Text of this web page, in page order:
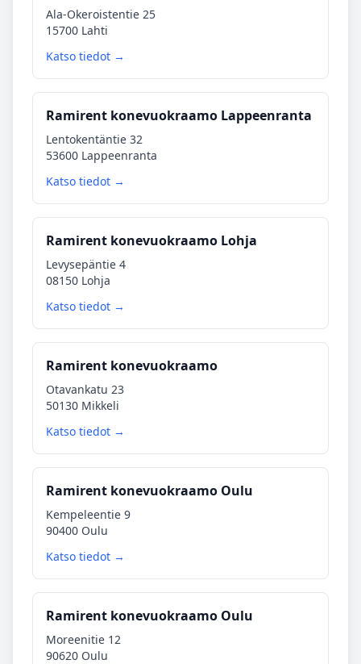
Ala-Okeroistentie 25
15700 Lahti
Katso tiedot →
Ramirent konevuokraamo Lappeenranta
Lentokentäntie 32
53600 Lappeenranta
Katso tiedot →
Ramirent konevuokraamo Lohja
Levysepäntie 4
08150 Lohja
Katso tiedot →
Ramirent konevuokraamo
Otavankatu 23
50130 Mikkeli
Katso tiedot →
Ramirent konevuokraamo Oulu
Kempeleentie 9
90400 Oulu
Katso tiedot →
Ramirent konevuokraamo Oulu
Moreenitie 12
90620 Oulu